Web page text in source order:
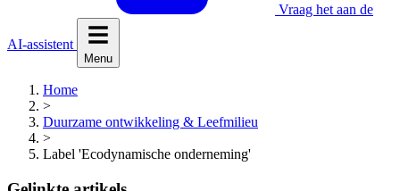
Vraag het aan de
AI-assistent
Menu
Home
>
Duurzame ontwikkeling & Leefmilieu
>
Label 'Ecodynamische onderneming'